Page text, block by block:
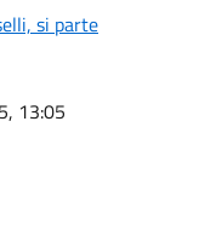
si parte
13:05